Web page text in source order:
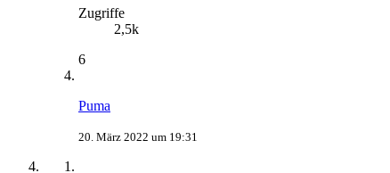
Zugriffe
2,5k
6
Puma
20. März 2022 um 19:31